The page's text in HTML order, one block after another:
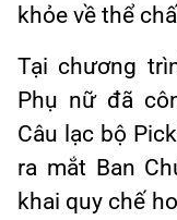
khỏe về thể
Tại chương
Phụ nữ đã
Câu lạc bộ
ra mắt Ban
khai quy chế